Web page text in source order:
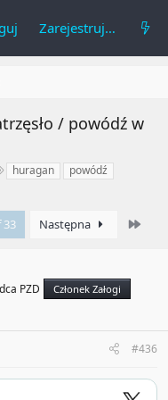
Zarejestruj się
/ powódź w
T
i
huragan
powódź
33 Następna
PZD
Członek Załogi
#436